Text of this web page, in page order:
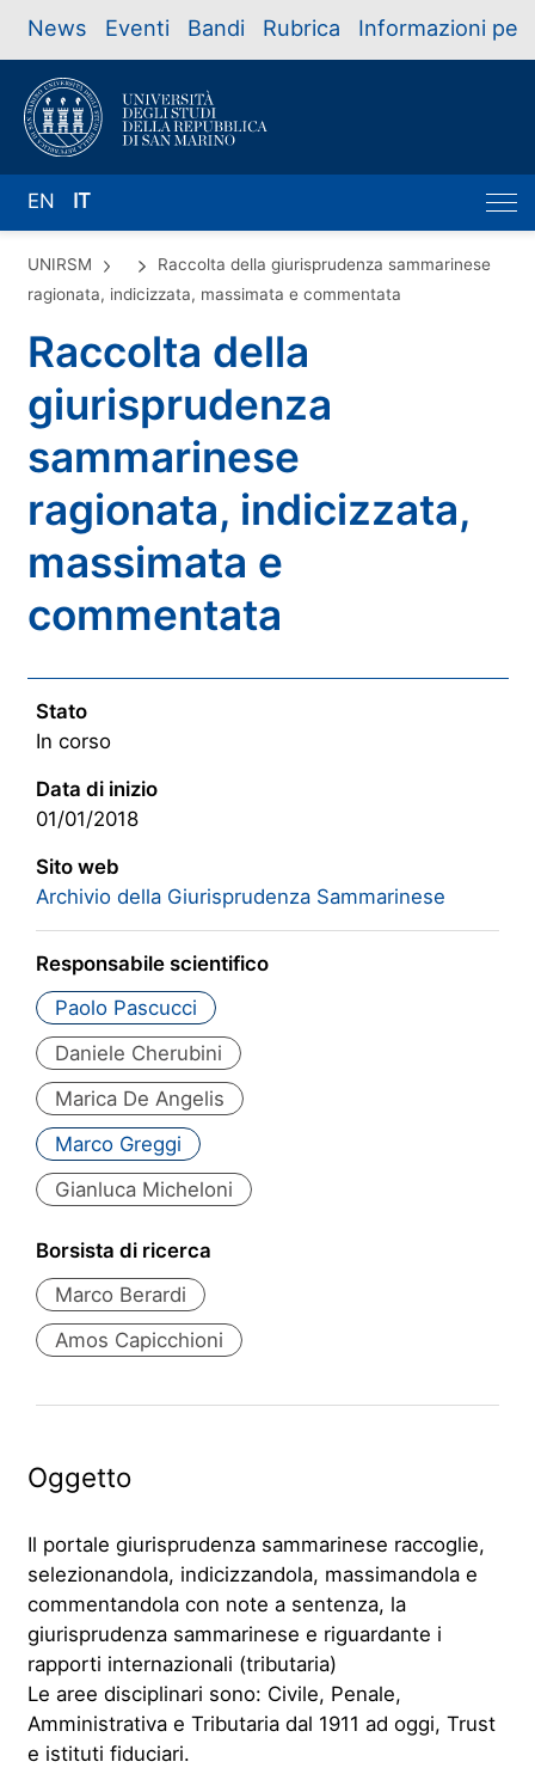
News Eventi Bandi Rubrica Informazioni per
EN IT
UNIRSM
Raccolta della giurisprudenza sammarinese
ragionata, indicizzata, massimata e commentata
Raccolta della
giurisprudenza
sammarinese
ragionata, indicizzata,
massimata e
commentata
Stato
In corso
Data di inizio
01/01/2018
Sito web
Archivio della Giurisprudenza Sammarinese
Responsabile scientifico
Paolo Pascucci
Daniele Cherubini
Marica De Angelis
Marco Greggi
Gianluca Micheloni
Borsista di ricerca
Marco Berardi
Amos Capicchioni
Oggetto
Il portale giurisprudenza sammarinese raccoglie,
selezionandola, indicizzandola, massimandola e
commentandola con note a sentenza, la
giurisprudenza sammarinese e riguardante i
rapporti internazionali (tributaria)
Le aree disciplinari sono: Civile, Penale,
Amministrativa e Tributaria dal 1911 ad oggi, Trust
e istituti fiduciari.